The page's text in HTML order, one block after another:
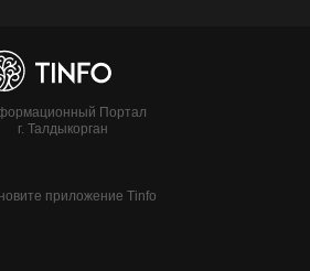
Портал
г. Талдыкорган
приложение Tinfo